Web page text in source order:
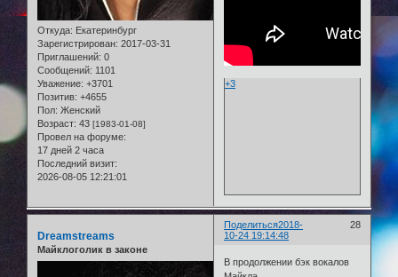
Откуда: Екатеринбург
Зарегистрирован: 2017-03-31
Приглашений: 0
Сообщений: 1101
Уважение: +3701
Позитив: +4655
Пол: Женский
Возраст: 43 [1983-01-08]
Провел на форуме:
17 дней 2 часа
Последний визит:
2026-08-05 12:21:01
+3
Поделиться 28
2018-
10-24 19:14:48
Dreamstreams
Майклоголик в законе
В продолжении бэк вокалов